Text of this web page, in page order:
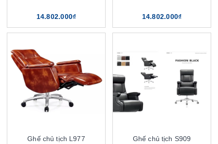
14.802.000₫ 14.802.000₫
Ghế chủ tịch L977 Ghế chủ tịch S909